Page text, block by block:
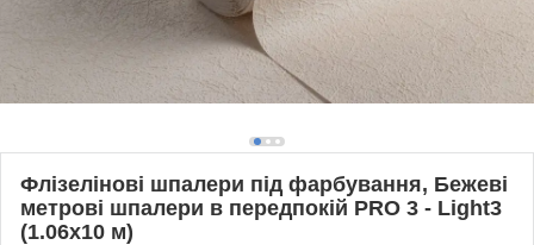
Флізелінові шпалери під фарбування, Бежеві
метрові шпалери в передпокій PRO 3 - Light3
(1.06х10 м)